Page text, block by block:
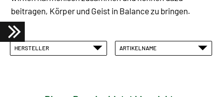
beitragen, Körper und Geist in Balance zu bringen.
HERSTELLER ARTIKELNAME